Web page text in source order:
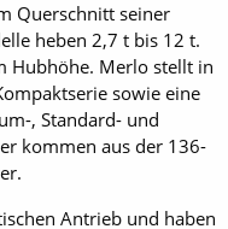
Querschnitt seiner
heben 2,7 t bis 12 t.
Hubhöhe. Merlo stellt in
sowie eine
, Standard- und
kommen aus der 136-
Antrieb und haben